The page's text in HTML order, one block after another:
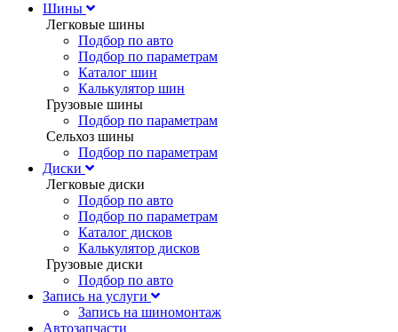
Шины
Легковые шины
Подбор по авто
Подбор по параметрам
Каталог шин
Калькулятор шин
Грузовые шины
Подбор по параметрам
Сельхоз шины
Подбор по параметрам
Диски
Легковые диски
Подбор по авто
Подбор по параметрам
Каталог дисков
Калькулятор дисков
Грузовые диски
Подбор по авто
Запись на услуги
Запись на шиномонтаж
Автозапчасти